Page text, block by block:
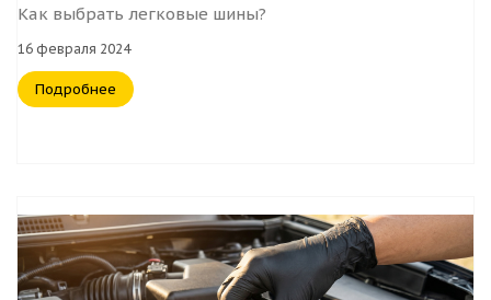
Как выбрать легковые шины?
16 февраля 2024
Подробнее